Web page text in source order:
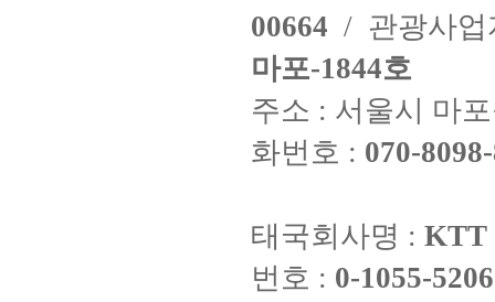
00664 / 관광사
마포-1844호
주소 : 서울시 마
화번호 : 070-
태국회사명 : KTT
번호 : 0-1055-